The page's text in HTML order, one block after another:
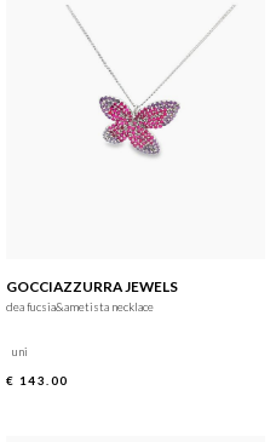
GOCCIAZZURRA JEWELS
dea fucsia&ametista necklace
uni
€ 143.00